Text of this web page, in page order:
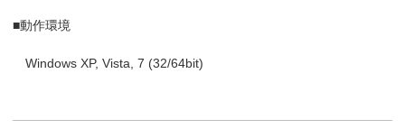
■動作環境
Windows XP, Vista, 7 (32/64bit)
投